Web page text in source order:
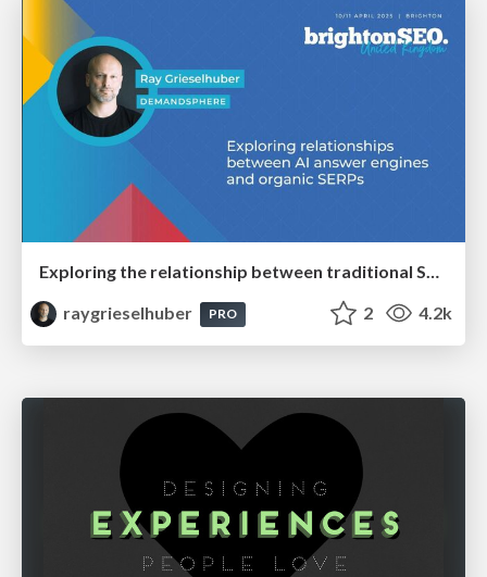
Exploring the relationship between traditional SERPs and Gen AI search
raygrieselhuber
PRO 2 4.2k